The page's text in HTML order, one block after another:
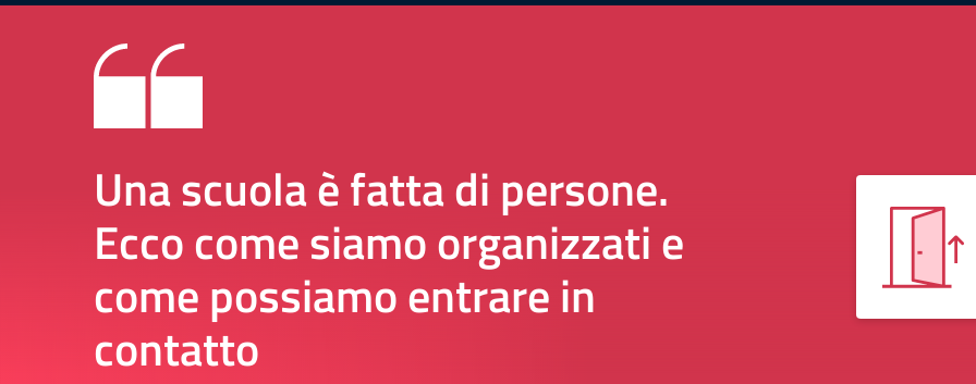
Una scuola è fatta di persone.
Ecco come siamo organizzati e
come possiamo entrare in
contatto